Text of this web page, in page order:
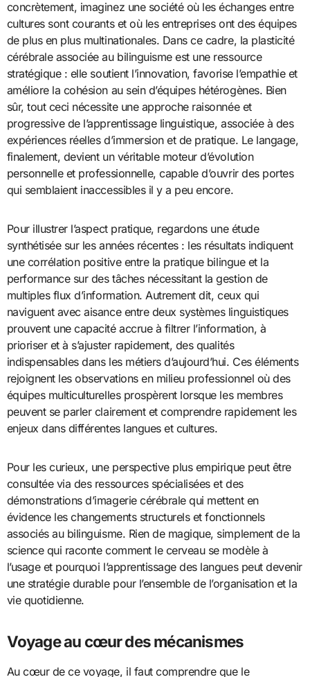
concrètement, imaginez une société où les échanges entre
cultures sont courants et où les entreprises ont des équipes
de plus en plus multinationales. Dans ce cadre, la plasticité
cérébrale associée au bilinguisme est une ressource
stratégique : elle soutient l’innovation, favorise l’empathie et
améliore la cohésion au sein d’équipes hétérogènes. Bien
sûr, tout ceci nécessite une approche raisonnée et
progressive de l’apprentissage linguistique, associée à des
expériences réelles d’immersion et de pratique. Le langage,
finalement, devient un véritable moteur d’évolution
personnelle et professionnelle, capable d’ouvrir des portes
qui semblaient inaccessibles il y a peu encore.
Pour illustrer l’aspect pratique, regardons une étude
synthétisée sur les années récentes : les résultats indiquent
une corrélation positive entre la pratique bilingue et la
performance sur des tâches nécessitant la gestion de
multiples flux d’information. Autrement dit, ceux qui
naviguent avec aisance entre deux systèmes linguistiques
prouvent une capacité accrue à filtrer l’information, à
prioriser et à s’ajuster rapidement, des qualités
indispensables dans les métiers d’aujourd’hui. Ces éléments
rejoignent les observations en milieu professionnel où des
équipes multiculturelles prospèrent lorsque les membres
peuvent se parler clairement et comprendre rapidement les
enjeux dans différentes langues et cultures.
Pour les curieux, une perspective plus empirique peut être
consultée via des ressources spécialisées et des
démonstrations d’imagerie cérébrale qui mettent en
évidence les changements structurels et fonctionnels
associés au bilinguisme. Rien de magique, simplement de la
science qui raconte comment le cerveau se modèle à
l’usage et pourquoi l’apprentissage des langues peut devenir
une stratégie durable pour l’ensemble de l’organisation et la
vie quotidienne.
Voyage au cœur des mécanismes
Au cœur de ce voyage, il faut comprendre que le